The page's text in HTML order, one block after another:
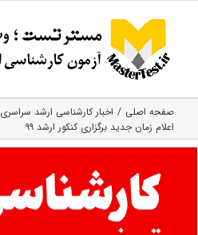
content
صفحه اصلی
اخبار کارشناسی ارشد سراسری
اعلام زمان جدید برگزاری کنکور ارشد ۹۹